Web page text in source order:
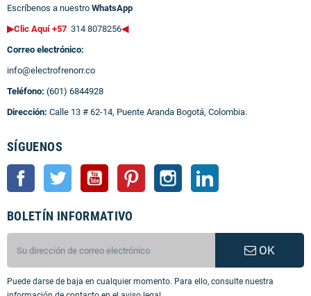
Escríbenos a nuestro WhatsApp
▶Clic Aquí +57 314 8078256◀
Correo electrónico:
info@electrofrenorr.co
Teléfono: (601) 6844928
Dirección: Calle 13 # 62-14, Puente Aranda Bogotá, Colombia.
SÍGUENOS
Facebook Twitter YouTube Pinterest Instagram
BOLETÍN INFORMATIVO
OK
Puede darse de baja en cualquier momento. Para ello, consulte nuestra